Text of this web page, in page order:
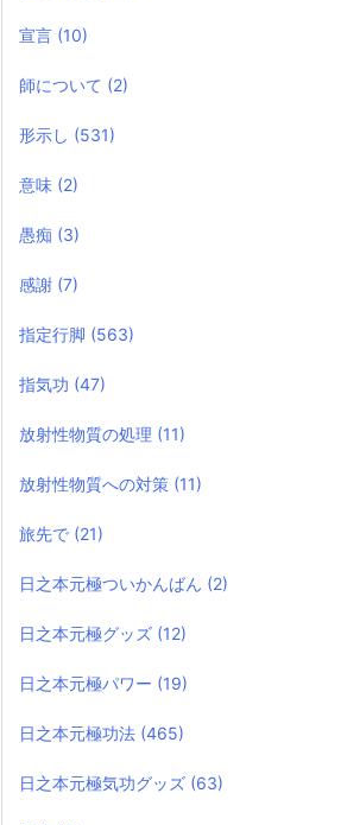
宣言 (10)
師について (2)
形示し (531)
意味 (2)
愚痴 (3)
感謝 (7)
指定行脚 (563)
指気功 (47)
放射性物質の処理 (11)
放射性物質への対策 (11)
旅先で (21)
日之本元極ついかんばん (2)
日之本元極グッズ (12)
日之本元極パワー (19)
日之本元極功法 (465)
日之本元極気功グッズ (63)